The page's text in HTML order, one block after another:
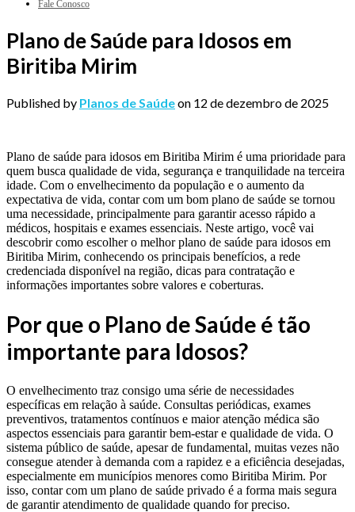
Fale Conosco
Plano de Saúde para Idosos em
Biritiba Mirim
Published by Planos de Saúdeon 12 de dezembro de 2025
Plano de saúde para idosos em Biritiba Mirim é uma prioridade para
quem busca qualidade de vida, segurança e tranquilidade na terceira
idade. Com o envelhecimento da população e o aumento da
expectativa de vida, contar com um bom plano de saúde se tornou
uma necessidade, principalmente para garantir acesso rápido a
médicos, hospitais e exames essenciais. Neste artigo, você vai
descobrir como escolher o melhor plano de saúde para idosos em
Biritiba Mirim, conhecendo os principais benefícios, a rede
credenciada disponível na região, dicas para contratação e
informações importantes sobre valores e coberturas.
Por que o Plano de Saúde é tão
importante para Idosos?
O envelhecimento traz consigo uma série de necessidades
específicas em relação à saúde. Consultas periódicas, exames
preventivos, tratamentos contínuos e maior atenção médica são
aspectos essenciais para garantir bem-estar e qualidade de vida. O
sistema público de saúde, apesar de fundamental, muitas vezes não
consegue atender à demanda com a rapidez e a eficiência desejadas,
especialmente em municípios menores como Biritiba Mirim. Por
isso, contar com um plano de saúde privado é a forma mais segura
de garantir atendimento de qualidade quando for preciso.